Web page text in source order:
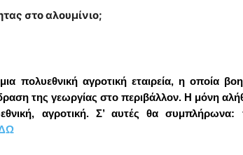
στο αλουμίνιο;
μια πολυεθνική αγροτική εταιρεία, η οποία
της γεωργίας στο περιβάλλον. Η μόνη
αγροτική. Σ’ αυτές θα